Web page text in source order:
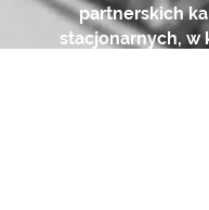
partnerskich
stacjonarnych, w